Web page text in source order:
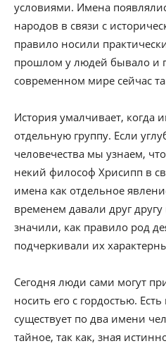
условиями. Имена
народов в связи с
правило носили
прошлом у людей бывало и
современном мире сейчас
История умалчивает, когда
отдельную группу. Если
человечества мы узнаем,
некий философ Хрисипп в
имена как отдельное
временем давали друг
значили, как правило род
подчеркивали их
Сегодня люди сами могут
носить его с гордостью.
существует по два имени
тайное, так как, зная